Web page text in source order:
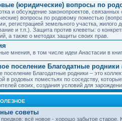
(юридические) вопросы по
и обсуждение законопроектов,
вопросы по родовому поместью
регистрацией земельного участка,
и т.п.). Защита против клеветы: о
а также о методах защиты своих прав.
мнения, в том числе идеи Анастасии в
поселение Благодатные родники
поселение Благодатные родники – это
в родовых поместьях по соседству,
своих, создания условий для
советы
всё новое - хорошо забытое старое.